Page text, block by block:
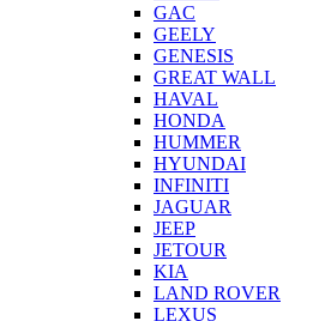
GAC
GEELY
GENESIS
GREAT WALL
HAVAL
HONDA
HUMMER
HYUNDAI
INFINITI
JAGUAR
JEEP
JETOUR
KIA
LAND ROVER
LEXUS